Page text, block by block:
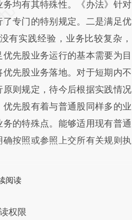
均有其特殊性。《办法》针对
专门的特别规定。二是满足优
有实践经验，业务比较复杂，
先股业务运行的基本需要为目
先股业务落地。对于短期内不
则规定，待今后根据实践情况
先股有着与普通股同样多的业
的特殊点。能够适用现有普通
按照或参照上交所有关规则执
阅读
权限